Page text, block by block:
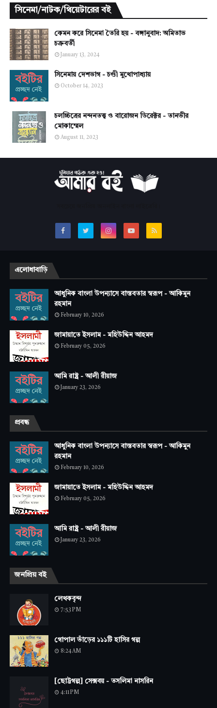
সিনেমা/নাটক/থিয়েটারের বই
কেমন করে সিনেমা তৈরি হয় - বঙ্গানুবাদ: অমিতাভ
চক্রবর্তী
January 13, 2024
সিনেমায় দেশভাগ - চণ্ডী মুখোপাধ্যায়
October 14, 2023
চলচ্চিত্রের নন্দনতত্ত্ব ও বারোজন ডিরেক্টর - তানভীর
মোকাম্মেল
August 11, 2023
এলোধাবাড়ি
আধুনিক বাংলা উপন্যাসে বাস্তবতার স্বরূপ - আকিমুন
রহমান
February 10, 2026
জামায়াতে ইসলাম - মহিউদ্দিন আহমদ
February 05, 2026
আমি রাষ্ট্র - আলী রীয়াজ
January 23, 2026
প্রবন্ধ
আধুনিক বাংলা উপন্যাসে বাস্তবতার স্বরূপ - আকিমুন
রহমান
February 10, 2026
জামায়াতে ইসলাম - মহিউদ্দিন আহমদ
February 05, 2026
আমি রাষ্ট্র - আলী রীয়াজ
January 23, 2026
জনপ্রিয় বই
লেখকবৃন্দ
7:53 PM
গোপাল ভাঁড়ের ১১১টি হাসির গল্প
8:24 AM
[ছোট্টগল্প] সেক্সবয় - তসলিমা নাসরিন
4:11 PM